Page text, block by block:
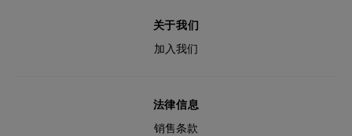
关于我们
加入我们
法律信息
销售条款